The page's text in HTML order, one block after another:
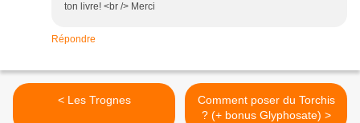
ton livre! <br /> Merci
Répondre
< Les Trognes
Comment poser du Torchis
? (+ bonus Glyphosate) >